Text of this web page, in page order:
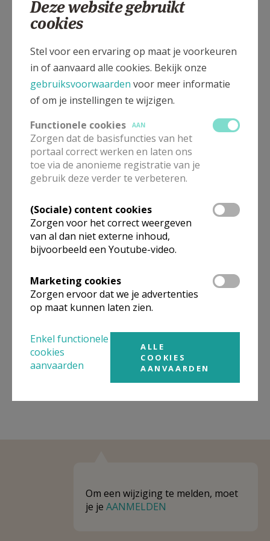
Cisterciënzenplein, 8510 MARKE
Voor deze kerk zijn er momenteel geen vieringen beschikbaar.
Wens je meer informatie, neem dan contact op met deze
organisatie via hun contacten.
Omgeving
Niet gevonden wat je zocht? Hier vind je
links naar kerken, eventueel van andere
Kerken in of nabij
MARKE
Om een wijziging te melden, moet
je je AANMELDEN
Deze website gebruikt
cookies
Stel voor een ervaring op maat je voorkeuren
in of aanvaard alle cookies. Bekijk onze
gebruiksvoorwaarden voor meer informatie
of om je instellingen te wijzigen.
Functionele cookies
AAN
Zorgen dat de basisfuncties van het
portaal correct werken en laten ons
toe via de anonieme registratie van je
gebruik deze verder te verbeteren.
(Sociale) content cookies
Zorgen voor het correct weergeven
van al dan niet externe inhoud,
bijvoorbeeld een Youtube-video.
Marketing cookies
Zorgen ervoor dat we je advertenties
op maat kunnen laten zien.
Enkel functionele
cookies
aanvaarden
ALLE
COOKIES
AANVAARDEN